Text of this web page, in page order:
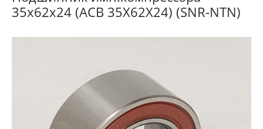
35х62х24 (ACB 35Х62Х24) (SNR-NTN)